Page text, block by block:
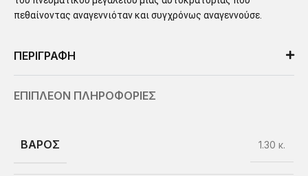
πεθαίνοντας αναγεννιόταν και συγχρόνως αναγεννούσε.
ΠΕΡΙΓΡΑΦΗ
ΕΠΙΠΛΕΟΝ ΠΛΗΡΟΦΟΡΙΕΣ
ΒΑΡΟΣ 1.30 κ.